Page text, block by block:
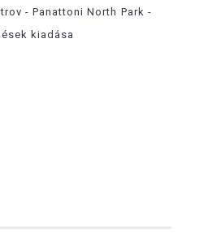
- Panattoni North Park -
kiadása